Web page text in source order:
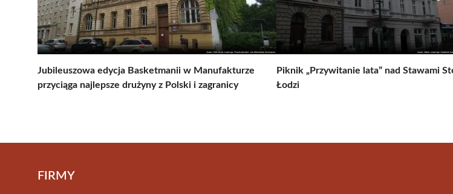
Jubileuszowa edycja Basketmanii w Manufakturze
przyciąga najlepsze drużyny z Polski i zagranicy
Piknik „Przywitanie lata” nad Stawami
Łodzi
FIRMY